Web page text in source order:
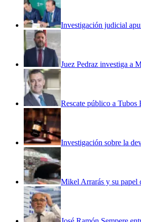
Investigación judicial
Juez Pedraz investiga a
Rescate público a Tubos
Investigación sobre la
Mikel Arrarás y su papel